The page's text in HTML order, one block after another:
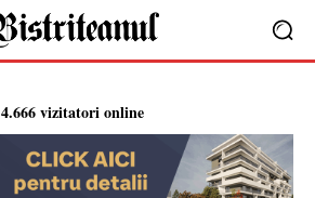
4.666 vizitatori online